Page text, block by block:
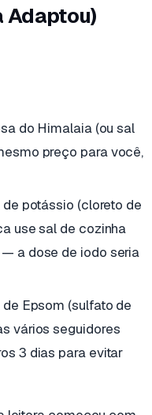
Adaptou)
do Himalaia (ou sal
preço para você,
potássio (cloreto de
use sal de cozinha
a dose de iodo seria
Epsom (sulfato de
vários seguidores
3 dias para evitar